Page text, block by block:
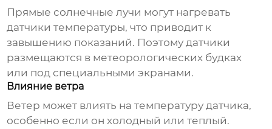
Прямые солнечные лучи могут нагревать
датчикитемпературы, что приводит к
завышению показаний. Поэтому датчики
размещаются в метеорологических будках
или под специальными экранами.
Влияние ветра
Ветер может влиять на температуру датчика,
особенно если он холодный или теплый.